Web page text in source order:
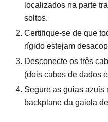
localizados na parte
soltos.
Certifique-se de que
rígido estejam
Desconecte os três
(dois cabos de dados
Segure as guias azuis
backplane da gaiola